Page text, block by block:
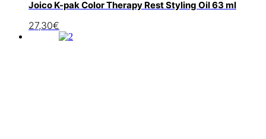
Joico K-pak Color Therapy Rest Styling Oil 63 ml
27,30€